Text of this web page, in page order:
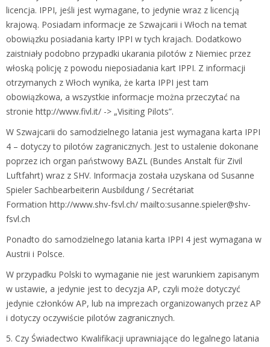
licencja. IPPI, jeśli jest wymagane, to jedynie wraz z licencją
krajową. Posiadam informacje ze Szwajcarii i Włoch na temat
obowiązku posiadania karty IPPI w tych krajach. Dodatkowo
zaistniały podobno przypadki ukarania pilotów z Niemiec przez
włoską policję z powodu nieposiadania kart IPPI. Z informacji
otrzymanych z Włoch wynika, że karta IPPI jest tam
obowiązkowa, a wszystkie informacje można przeczytać na
stronie http://www.fivl.it/ -> „Visiting Pilots”.
W Szwajcarii do samodzielnego latania jest wymagana karta IPPI
4 – dotyczy to pilotów zagranicznych. Jest to ustalenie dokonane
poprzez ich organ państwowy BAZL (Bundes Anstalt für Zivil
Luftfahrt) wraz z SHV. Informacja została uzyskana od Susanne
Spieler Sachbearbeiterin Ausbildung / Secrétariat
Formation http://www.shv-fsvl.ch/ mailto:susanne.spieler@shv-
fsvl.ch
Ponadto do samodzielnego latania karta IPPI 4 jest wymagana w
Austrii i Polsce.
W przypadku Polski to wymaganie nie jest warunkiem zapisanym
w ustawie, a jedynie jest to decyzja AP, czyli może dotyczyć
jedynie członków AP, lub na imprezach organizowanych przez AP
i dotyczy oczywiście pilotów zagranicznych.
5. Czy Świadectwo Kwalifikacji uprawniające do legalnego latania